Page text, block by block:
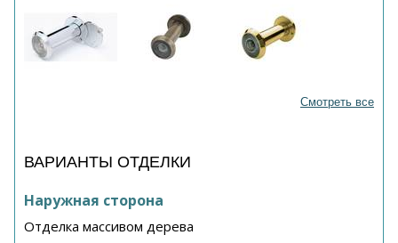
Смотреть все
ВАРИАНТЫ ОТДЕЛКИ
Наружная сторона
Отделка массивом дерева